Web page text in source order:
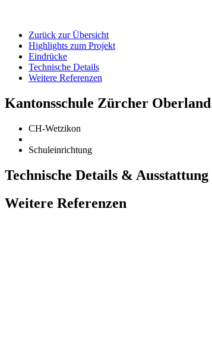
Zurück zur Übersicht
Highlights zum Projekt
Eindrücke
Technische Details
Weitere Referenzen
Kantonsschule Zürcher Oberland
CH-Wetzikon
Schuleinrichtung
Technische Details & Ausstattung
Weitere Referenzen